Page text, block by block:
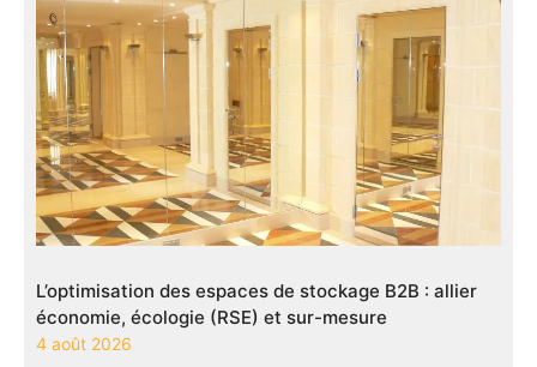
L’optimisation des espaces de stockage B2B : allier
économie, écologie (RSE) et sur-mesure
4 août 2026